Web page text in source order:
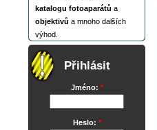
katalogu fotoaparátů a
objektivů a mnoho dalších
výhod.
Přihlásit
Jméno: *
Heslo: *